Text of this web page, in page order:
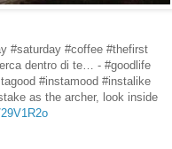
#saturday #coffee #thefirst
dentro di te… - #goodlife
#instamood #instalike
as the archer, look inside